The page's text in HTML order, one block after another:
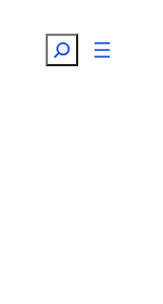
Suchen